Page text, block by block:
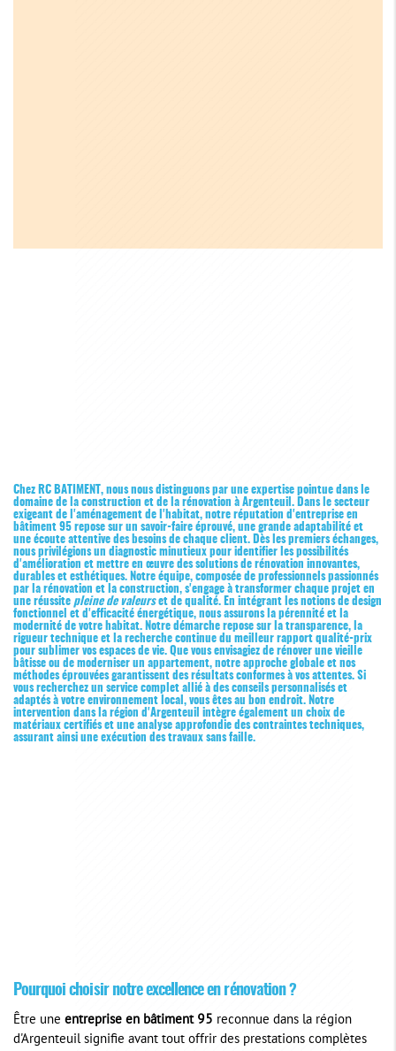
Chez RC BATIMENT, nous nous distinguons par une expertise pointue dans le
domaine de la construction et de la rénovation à Argenteuil. Dans le secteur
exigeant de l'aménagement de l'habitat, notre réputation d'entreprise en
bâtiment 95 repose sur un savoir-faire éprouvé, une grande adaptabilité et
une écoute attentive des besoins de chaque client. Dès les premiers échanges,
nous privilégions un diagnostic minutieux pour identifier les possibilités
d'amélioration et mettre en œuvre des solutions de rénovation innovantes,
durables et esthétiques. Notre équipe, composée de professionnels passionnés
par la rénovation et la construction, s'engage à transformer chaque projet en
une réussite pleine de valeurset de qualité. En intégrant les notions de design
fonctionnel et d'efficacité énergétique, nous assurons la pérennité et la
modernité de votre habitat. Notre démarche repose sur la transparence, la
rigueur technique et la recherche continue du meilleur rapport qualité-prix
pour sublimer vos espaces de vie. Que vous envisagiez de rénover une vieille
bâtisse ou de moderniser un appartement, notre approche globale et nos
méthodes éprouvées garantissent des résultats conformes à vos attentes. Si
vous recherchez un service complet allié à des conseils personnalisés et
adaptés à votre environnement local, vous êtes au bon endroit. Notre
intervention dans la région d'Argenteuil intègre également un choix de
matériaux certifiés et une analyse approfondie des contraintes techniques,
assurant ainsi une exécution des travaux sans faille.
Pourquoi choisir notre excellence en rénovation ?
Être une entreprise en bâtiment 95 reconnue dans la région
d'Argenteuil signifie avant tout offrir des prestations complètes